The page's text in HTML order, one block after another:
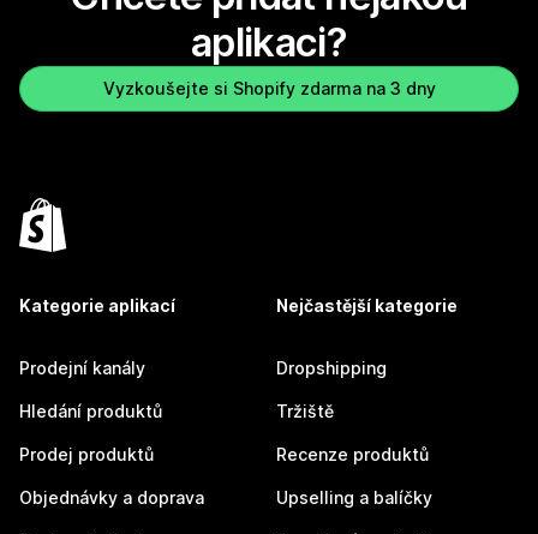
aplikaci?
Vyzkoušejte si Shopify zdarma na 3 dny
Kategorie aplikací
Prodejní kanály
Hledání produktů
Prodej produktů
Objednávky a doprava
Nejčastější kategorie
Dropshipping
Tržiště
Recenze produktů
Upselling a balíčky